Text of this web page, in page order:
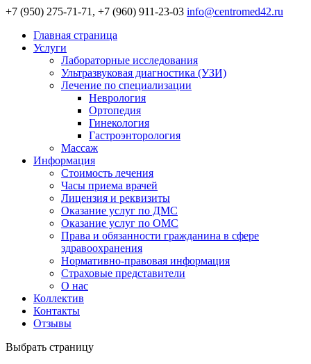
+7 (950) 275-71-71, +7 (960) 911-23-03 info@centromed42.ru
Главная страница
Услуги
Лабораторные исследования
Ультразвуковая диагностика (УЗИ)
Лечение по специализации
Неврология
Ортопедия
Гинекология
Гастроэнторология
Массаж
Информация
Стоимость лечения
Часы приема врачей
Лицензия и реквизиты
Оказание услуг по ДМС
Оказание услуг по ОМС
Права и обязанности гражданина в сфере
здравоохранения
Нормативно-правовая информация
Страховые представители
О нас
Коллектив
Контакты
Отзывы
Выбрать страницу